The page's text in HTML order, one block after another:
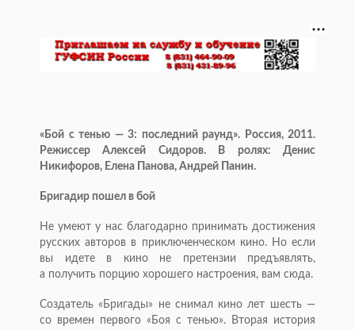
«Бой с тенью — 3: последний раунд». Россия, 2011.
Режиссер Алексей Сидоров. В ролях: Денис
Никифоров, Елена Панова, Андрей Панин.
Бригадир пошел в бой
Не умеют у нас благодарно принимать достижения
русских авторов в приключенческом кино. Но если
вы идете в кино не претензии предъявлять,
а получить порцию хорошего настроения, вам сюда.
Создатель «Бригады» не снимал кино лет шесть —
со времен первого «Боя с тенью». Вторая история